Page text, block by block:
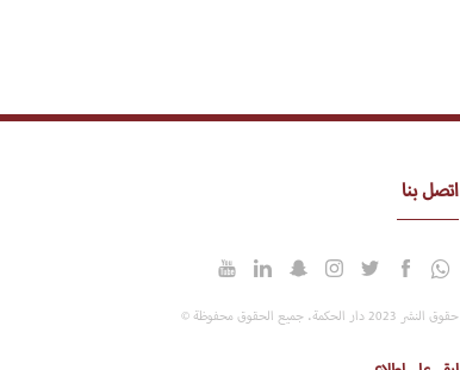
اتصل بنا
حقوق النشر 2023 دار الحكمة. جميع الحقوق محفوظة ©